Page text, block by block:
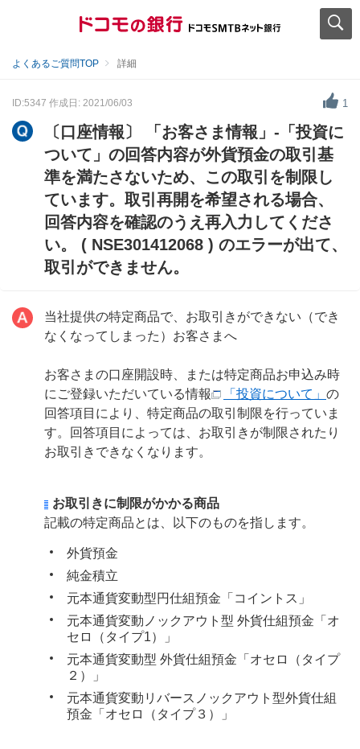
よくあるご質問TOP 詳細
ID:5347 作成日: 2021/06/03 1
〔口座情報〕 「お客さま情報」-「投資に
ついて」の回答内容が外貨預金の取引基
準を満たさないため、この取引を制限し
ています。取引再開を希望される場合、
回答内容を確認のうえ再入力してくださ
い。 ( NSE301412068 ) のエラーが出て、
取引ができません。
当社提供の特定商品で、お取引きができない（でき
なくなってしまった）お客さまへ
お客さまの口座開設時、または特定商品お申込み時
にご登録いただいている情報
「投資について」 の
回答項目により、特定商品の取引制限を行っていま
す。回答項目によっては、お取引きが制限されたり
お取引きできなくなります。
お取引きに制限がかかる商品
記載の特定商品とは、以下のものを指します。
外貨預金
純金積立
元本通貨変動型円仕組預金「コイントス」
元本通貨変動ノックアウト型 外貨仕組預金「オ
セロ（タイプ1）」
元本通貨変動型 外貨仕組預金「オセロ（タイプ
２）」
元本通貨変動リバースノックアウト型外貨仕組
預金「オセロ（タイプ３）」